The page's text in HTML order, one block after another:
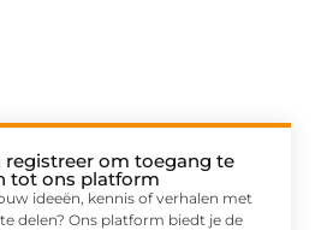
registreer om toegang te
tot ons platform
ideeën, kennis of verhalen met
delen? Ons platform biedt je de